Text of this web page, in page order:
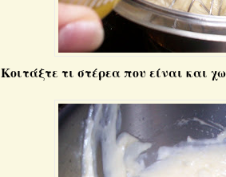
Κοιτάξτε τι στέρεα που είναι και